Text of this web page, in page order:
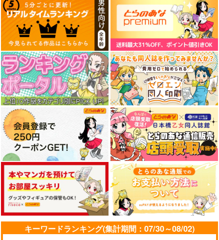
キーワードランキング(集計期間：07/30～08/02)